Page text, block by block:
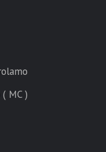
MC )